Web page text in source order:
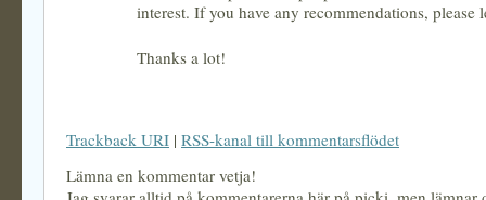
interest. If you have any recommendations, please
Thanks a lot!
Trackback URI | RSS-kanal till kommentarsflödet
Lämna en kommentar vetja!